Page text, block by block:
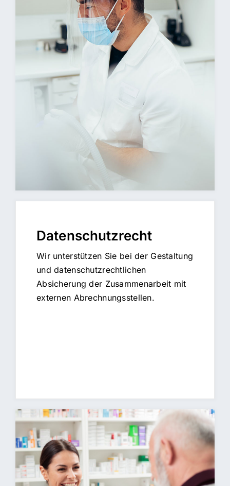
Datenschutzrecht
Wir unterstützen Sie bei der Gestaltung
und datenschutzrechtlichen
Absicherung der Zusammenarbeit mit
externen Abrechnungsstellen.